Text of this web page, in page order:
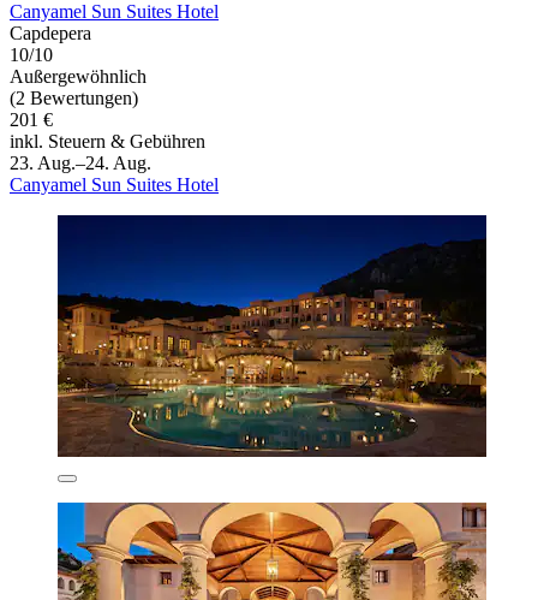
Canyamel Sun Suites Hotel
Capdepera
10/10
Außergewöhnlich
(2 Bewertungen)
201 €
inkl. Steuern & Gebühren
23. Aug.–24. Aug.
Canyamel Sun Suites Hotel